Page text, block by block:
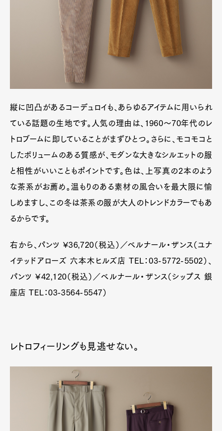
縦に凹凸があるコーデュロイも、あらゆるアイテムに用いられ
ている話題の生地です。人気の理由は、1960〜70年代のレ
トロブームに即していることがまずひとつ。さらに、モコモコと
したボリュームのある質感が、モダンな大きなシルエットの服
と相性がいいこともポイントです。色は、上写真の2本のよう
な茶系がお薦め。温もりのある素材の風合いを最大限に愉
しめますし、この冬は茶系の服が大人のトレンドカラーでもあ
るからです。
右から、パンツ ¥36,720（税込）／ベルナール・ザンス（ユナ
イテッドアローズ 六本木ヒルズ店 TEL：03-5772-5502）、
パンツ ¥42,120（税込）／ベルナール・ザンス（シップス 銀
座店 TEL：03-3564-5547）
レトロフィーリングも見逃せない。